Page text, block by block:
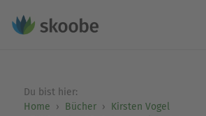
Du bist hier:
Home
Bücher
Kirsten Vogel